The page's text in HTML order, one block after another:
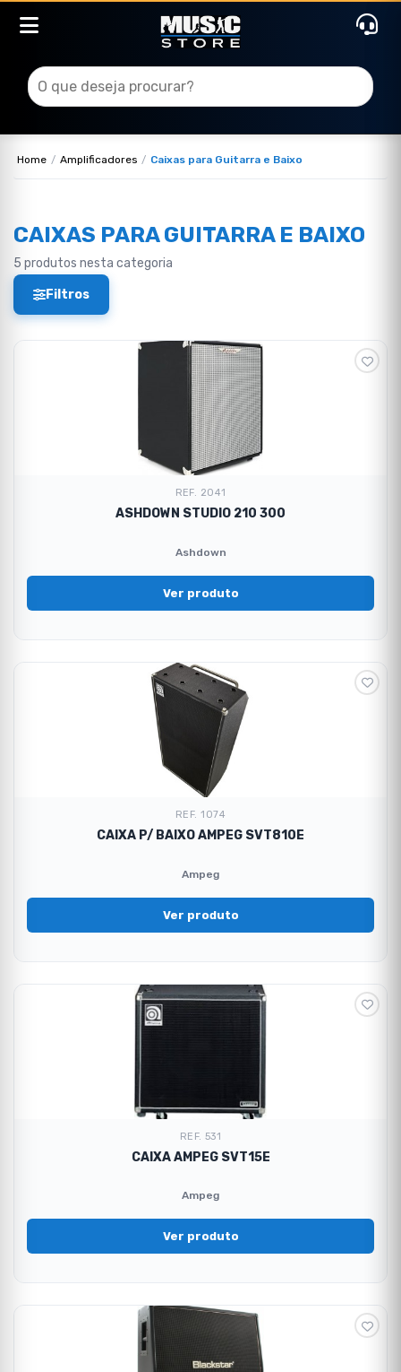
Home Amplificadores Caixas para Guitarra e Baixo
CAIXAS PARA GUITARRA E BAIXO
5 produtos nesta categoria
Filtros
REF. 2041
ASHDOWN STUDIO 210 300
Ashdown
Ver produto
REF. 1074
CAIXA P/ BAIXO AMPEG SVT810E
Ampeg
Ver produto
REF. 531
CAIXA AMPEG SVT15E
Ampeg
Ver produto